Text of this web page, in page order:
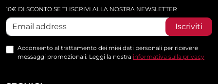
10€ DI SCONTO SE TI ISCRIVI ALLA NOSTRA NEWSLETTER
Iscriviti
Acconsento al trattamento dei miei dati personali per ricevere
messaggi promozionali. Leggi la nostra informativa sulla privacy